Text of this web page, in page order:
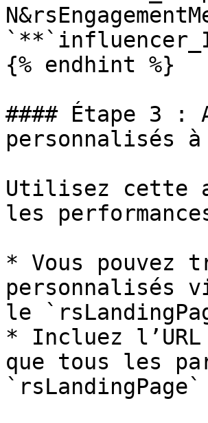
{% endhint %}
#### Étape 3 :
personnalisés
Utilisez cette
les
* Vous pouvez
personnalisés
le
* Incluez
que tous les